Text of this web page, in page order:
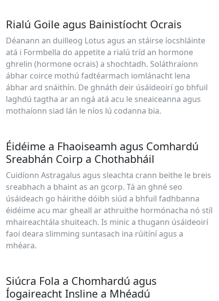
Rialú Goile agus Bainistíocht Ocrais
Déanann an duilleog Lotus agus an stáirse íocshláinte
atá i Formbella do appetite a rialú tríd an hormone
ghrelin (hormone ocrais) a shochtadh. Soláthraíonn
ábhar coirce mothú fadtéarmach iomlánacht lena
ábhar ard snáithín. De ghnáth deir úsáideoirí go bhfuil
laghdú tagtha ar an ngá atá acu le sneaiceanna agus
mothaíonn siad lán le níos lú codanna bia.
Éidéime a Fhaoiseamh agus Comhardú
Sreabhán Coirp a Chothabháil
Cuidíonn Astragalus agus sleachta crann beithe le breis
sreabhach a bhaint as an gcorp. Tá an ghné seo
úsáideach go háirithe dóibh siúd a bhfuil fadhbanna
éidéime acu mar gheall ar athruithe hormónacha nó stíl
mhaireachtála shuiteach. Is minic a thugann úsáideoirí
faoi deara slimming suntasach ina rúitíní agus a
mhéara.
Siúcra Fola a Chomhardú agus
Íogaireacht Insline a Mhéadú